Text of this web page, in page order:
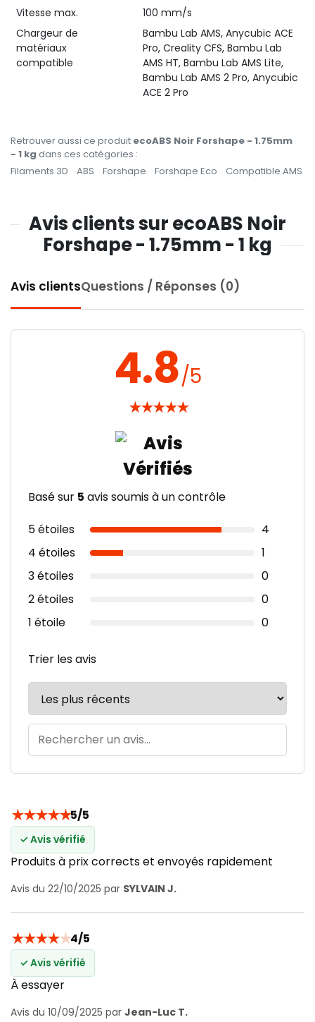
Vitesse max.
100 mm/s
Chargeur de
matériaux
compatible
Bambu Lab AMS, Anycubic ACE
Pro, Creality CFS, Bambu Lab
AMS HT, Bambu Lab AMS Lite,
Bambu Lab AMS 2 Pro, Anycubic
ACE 2 Pro
Retrouver aussi ce produit ecoABS Noir Forshape - 1.75mm
- 1 kg dans ces catégories :
Filaments 3D
ABS Forshape Forshape Eco Compatible AMS
Avis clients sur ecoABS Noir
Forshape - 1.75mm - 1 kg
Avis clientsQuestions / Réponses (0)
4.8/5
★★★★★
Basé sur 5 avis soumis à un contrôle
5 étoiles
4
4 étoiles
1
3 étoiles
0
2 étoiles
0
1 étoile
0
Trier les avis
★★★★★5/5
✓ Avis vérifié
Produits à prix corrects et envoyés rapidement
Avis du 22/10/2025 par SYLVAIN J.
★★★★★4/5
✓ Avis vérifié
À essayer
Avis du 10/09/2025 par Jean-Luc T.